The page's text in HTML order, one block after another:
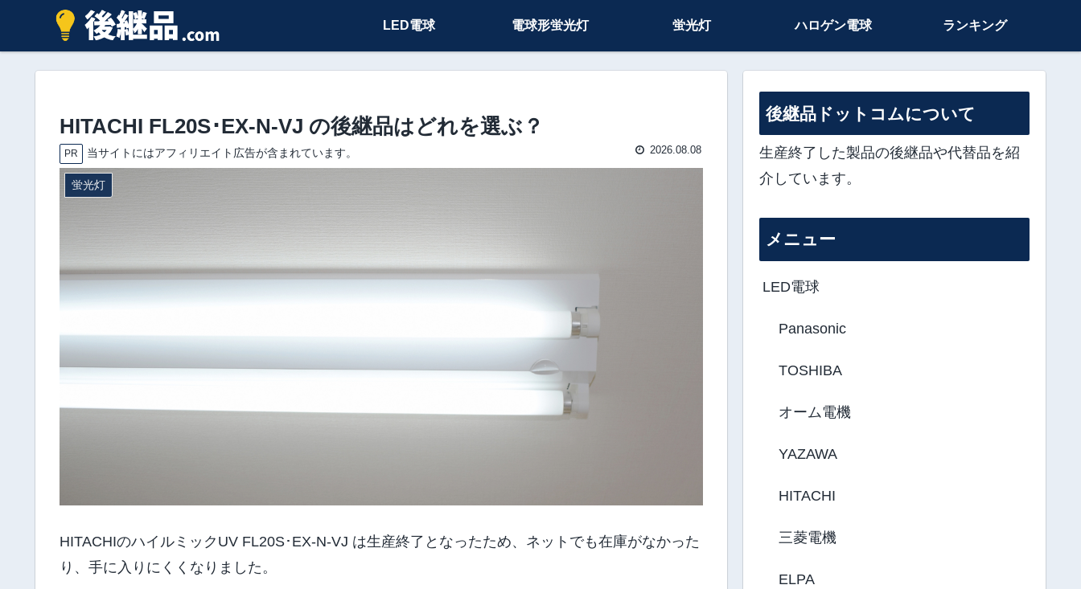
LED電球 電球形蛍光灯 蛍光灯 ハロゲン電球 ランキング
HITACHI FL20S･EX-N-VJ の後継品はどれを選ぶ？
PR 当サイトにはアフィリエイト広告が含まれています。 2026.08.08
蛍光灯
HITACHIのハイルミックUV FL20S･EX-N-VJ は生産終了となったため、ネットでも在庫がなかった
り、手に入りにくくなりました。
後継品ドットコムについて
生産終了した製品の後継品や代替品を紹
介しています。
メニュー
LED電球
Panasonic
TOSHIBA
オーム電機
YAZAWA
HITACHI
三菱電機
ELPA